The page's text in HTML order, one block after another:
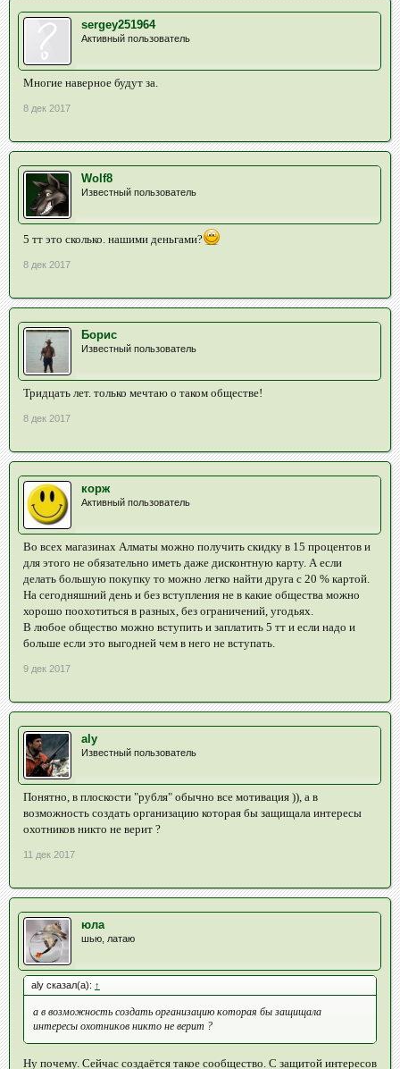
sergey251964
Активный пользователь
Многие наверное будут за.
8 дек 2017
Wolf8
Известный пользователь
5 тт это сколько. нашими деньгами?
8 дек 2017
Борис
Известный пользователь
Тридцать лет. только мечтаю о таком обществе!
8 дек 2017
корж
Активный пользователь
Во всех магазинах Алматы можно получить скидку в 15 процентов и
для этого не обязательно иметь даже дисконтную карту. А если
делать большую покупку то можно легко найти друга с 20 % картой.
На сегодняшний день и без вступления не в какие общества можно
хорошо поохотиться в разных, без ограничений, угодьях.
В любое общество можно вступить и заплатить 5 тт и если надо и
больше если это выгодней чем в него не вступать.
9 дек 2017
aly
Известный пользователь
Понятно, в плоскости "рубля" обычно все мотивация )), а в
возможность создать организацию которая бы защищала интересы
охотников никто не верит ?
11 дек 2017
юла
шью, латаю
aly сказал(а): ↑
а в возможность создать организацию которая бы защищала
интересы охотников никто не верит ?
Ну почему. Сейчас создаётся такое сообщество. С защитой интересов